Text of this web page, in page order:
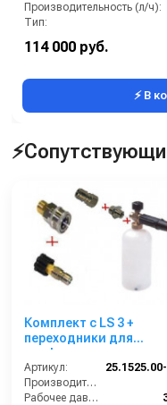
Производительность (л/ч):
Тип:
Страна-производитель:
Рабочее давление (бар):
114 000 руб.
⚡ В
Комплект с LS 3 +
переходники для
профессионального
пистолета
Kranzle; Comet; Delvir.
Артикул:
Производительность (л/мин):
Рабочее давление (бар):